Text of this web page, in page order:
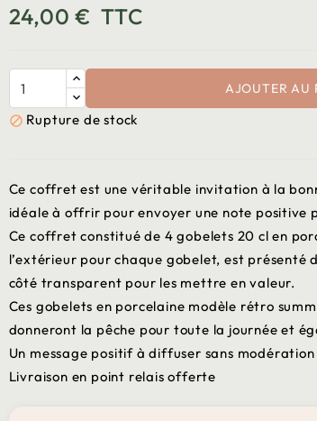
24,00 € TTC
AJOUTER AU
 Rupture de stock
Ce coffret est une véritable invitation à la
idéale à offrir pour envoyer une note positive
Ce coffret constitué de 4 gobelets 20 cl en
l’extérieur pour chaque gobelet, est présenté
côté transparent pour les mettre en valeur.
Ces gobelets en porcelaine modèle rétro
donneront la pêche pour toute la journée et
Un message positif à diffuser sans modération
Livraison en point relais offerte